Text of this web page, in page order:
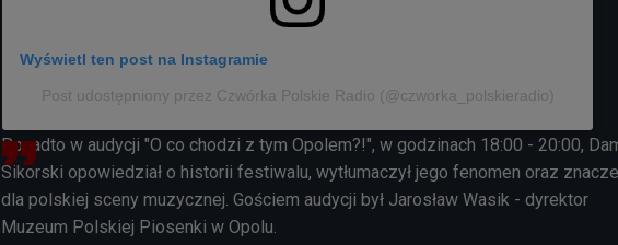
Wyświetl ten post na Instagramie
Post udostępniony przez Czwórka Polskie Radio (@czworka_polskieradio)
Ponadto w audycji "O co chodzi z tym Opolem?!", w godzinach 18:00 - 20:00,
Sikorski opowiedział o historii festiwalu, wytłumaczył jego fenomen oraz
dla polskiej sceny muzycznej. Gościem audycji był Jarosław Wasik - dyrektor
Muzeum Polskiej Piosenki w Opolu.